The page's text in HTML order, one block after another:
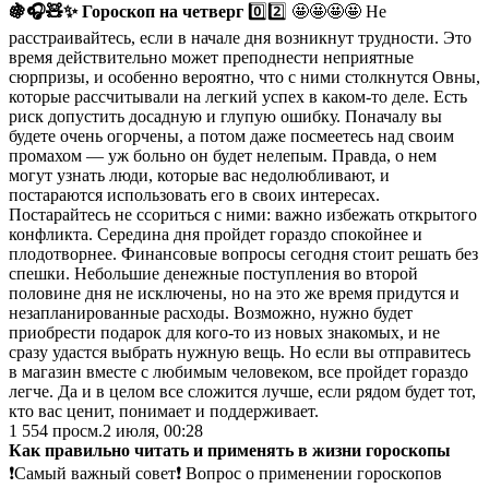
🍇🎧🧸✨ Гороскоп на четверг 0️⃣2️⃣ 🤩🤩🤩🤩 Не
расстраивайтесь, если в начале дня возникнут трудности. Это
время действительно может преподнести неприятные
сюрпризы, и особенно вероятно, что с ними столкнутся Овны,
которые рассчитывали на легкий успех в каком-то деле. Есть
риск допустить досадную и глупую ошибку. Поначалу вы
будете очень огорчены, а потом даже посмеетесь над своим
промахом — уж больно он будет нелепым. Правда, о нем
могут узнать люди, которые вас недолюбливают, и
постараются использовать его в своих интересах.
Постарайтесь не ссориться с ними: важно избежать открытого
конфликта. Середина дня пройдет гораздо спокойнее и
плодотворнее. Финансовые вопросы сегодня стоит решать без
спешки. Небольшие денежные поступления во второй
половине дня не исключены, но на это же время придутся и
незапланированные расходы. Возможно, нужно будет
приобрести подарок для кого-то из новых знакомых, и не
сразу удастся выбрать нужную вещь. Но если вы отправитесь
в магазин вместе с любимым человеком, все пройдет гораздо
легче. Да и в целом все сложится лучше, если рядом будет тот,
кто вас ценит, понимает и поддерживает.
1 554 просм.2 июля, 00:28
Как правильно читать и применять в жизни гороскопы
❗️Самый важный совет❗️ Вопрос о применении гороскопов